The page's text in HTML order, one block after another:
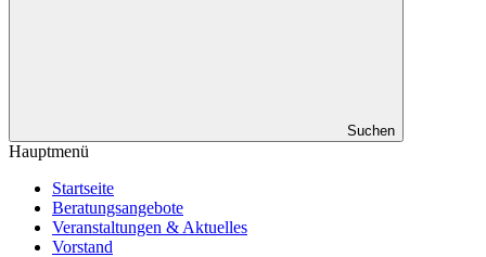
Suchen
Hauptmenü
Startseite
Beratungsangebote
Veranstaltungen & Aktuelles
Vorstand